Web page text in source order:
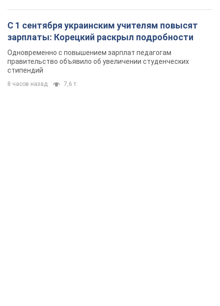
С 1 сентября украинским учителям повысят
зарплаты: Корецкий раскрыл подробности
Одновременно с повышением зарплат педагогам
правительство объявило об увеличении студенческих
стипендий
8 часов назад 7,6 т.